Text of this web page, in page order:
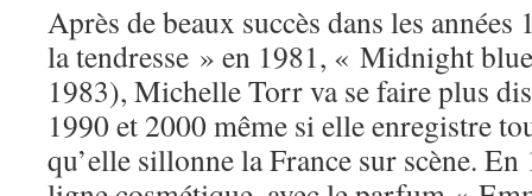
Après de beaux succès dans les années
la tendresse » en 1981, « Midnight
1983), Michelle Torr va se faire plus
1990 et 2000 même si elle enregistre
qu’elle sillonne la France sur scène.